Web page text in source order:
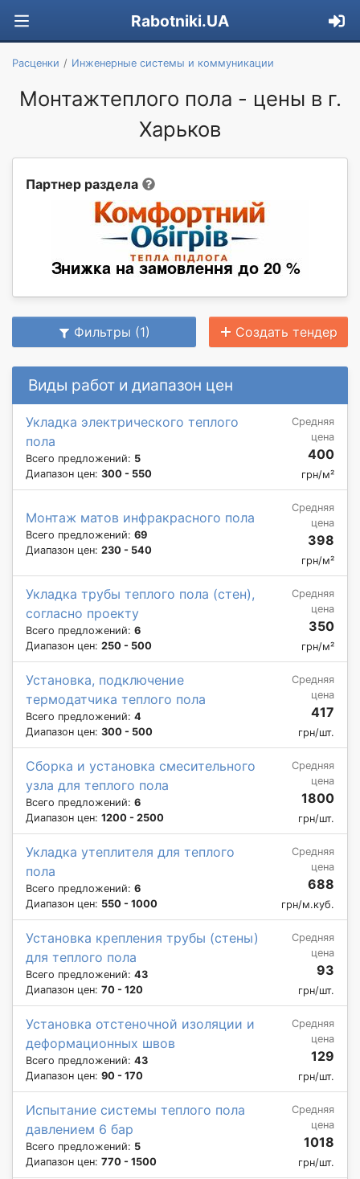
Rabotniki.UA
Расценки Инженерные системы и коммуникации
Монтажтеплого пола - цены в г.
Харьков
Партнер раздела
Фильтры (1) Создать тендер
Виды работ и диапазон цен
Укладка электрического теплого
пола
Всего предложений: 5
Диапазон цен: 300 - 550
Средняя
цена
400
грн/м²
Монтаж матов инфракрасного пола
Всего предложений: 69
Диапазон цен: 230 - 540
Средняя
цена
398
грн/м²
Укладка трубы теплого пола (стен),
согласно проекту
Всего предложений: 6
Диапазон цен: 250 - 500
Средняя
цена
350
грн/м²
Установка, подключение
термодатчика теплого пола
Всего предложений: 4
Диапазон цен: 300 - 500
Средняя
цена
417
грн/шт.
Сборка и установка смесительного
узла для теплого пола
Всего предложений: 6
Диапазон цен: 1200 - 2500
Средняя
цена
1800
грн/шт.
Укладка утеплителя для теплого
пола
Всего предложений: 6
Диапазон цен: 550 - 1000
Средняя
цена
688
грн/м.куб.
Установка крепления трубы (стены)
для теплого пола
Всего предложений: 43
Диапазон цен: 70 - 120
Средняя
цена
93
грн/шт.
Установка отстеночной изоляции и
деформационных швов
Всего предложений: 43
Диапазон цен: 90 - 170
Средняя
цена
129
грн/шт.
Испытание системы теплого пола
давлением 6 бар
Всего предложений: 5
Диапазон цен: 770 - 1500
Средняя
цена
1018
грн/шт.